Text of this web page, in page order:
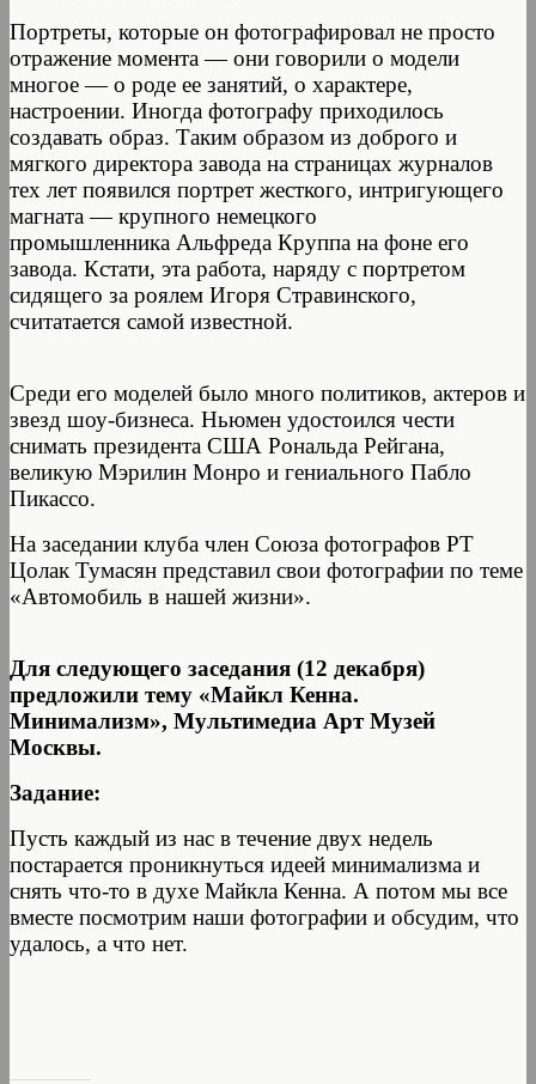
Портреты, которые он фотографировал не просто
отражение момента — они говорили о модели
многое — о роде ее занятий, о характере,
настроении. Иногда фотографу приходилось
создавать образ. Таким образом из доброго и
мягкого директора завода на страницах журналов
тех лет появился портрет жесткого, интригующего
магната — крупного немецкого
промышленника Альфреда Круппа на фоне его
завода. Кстати, эта работа, наряду с портретом
сидящего за роялем Игоря Стравинского,
считатается самой известной.
Среди его моделей было много политиков, актеров и
звезд шоу-бизнеса. Ньюмен удостоился чести
снимать президента США Рональда Рейгана,
великую Мэрилин Монро и гениального Пабло
Пикассо.
На заседании клуба член Союза фотографов РТ
Цолак Тумасян представил свои фотографии по теме
«Автомобиль в нашей жизни».
Для следующего заседания (12 декабря)
предложили тему «Майкл Кенна.
Минимализм», Мультимедиа Арт Музей
Москвы.
Задание:
Пусть каждый из нас в течение двух недель
постарается проникнуться идеей минимализма и
снять что-то в духе Майкла Кенна. А потом мы все
вместе посмотрим наши фотографии и обсудим, что
удалось, а что нет.